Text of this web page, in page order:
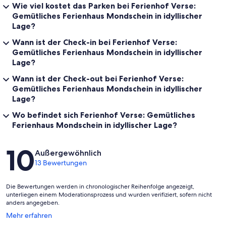
Wie viel kostet das Parken bei Ferienhof Verse:
Gemütliches Ferienhaus Mondschein in idyllischer
Lage?
Wann ist der Check-in bei Ferienhof Verse:
Gemütliches Ferienhaus Mondschein in idyllischer
Lage?
Wann ist der Check-out bei Ferienhof Verse:
Gemütliches Ferienhaus Mondschein in idyllischer
Lage?
Wo befindet sich Ferienhof Verse: Gemütliches
Ferienhaus Mondschein in idyllischer Lage?
Bewertungen
10Außergewöhnlich
13 Bewertungen
Die Bewertungen werden in chronologischer Reihenfolge angezeigt,
unterliegen einem Moderationsprozess und wurden verifiziert, sofern nicht
anders angegeben.
Mehr erfahren
Wird